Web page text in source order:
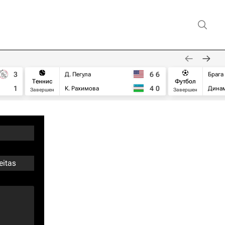
3
1
Теннис
Завершен
Д. Пегула
К. Рахимова
6 6
4 0
Футбол
Завершен
Брага